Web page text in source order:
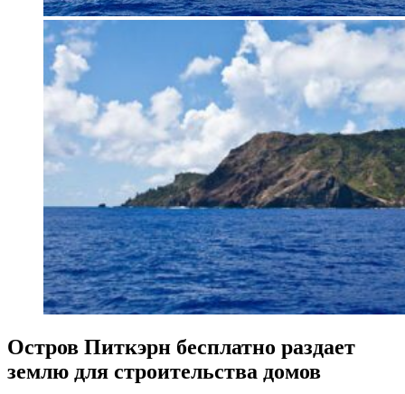
Остров Питкэрн бесплатно раздает
землю для строительства домов